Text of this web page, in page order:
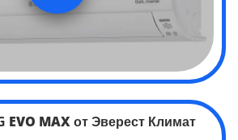
EVO MAX от Эверест Климат